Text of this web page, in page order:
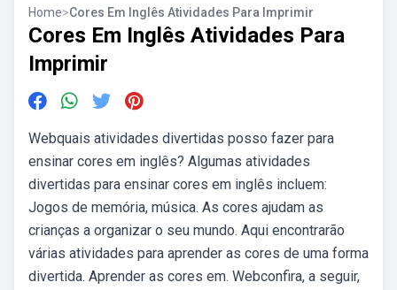
Home>Cores Em Inglês Atividades Para Imprimir
Cores Em Inglês Atividades Para
Imprimir
Webquais atividades divertidas posso fazer para
ensinar cores em inglês? Algumas atividades
divertidas para ensinar cores em inglês incluem:
Jogos de memória, música. As cores ajudam as
crianças a organizar o seu mundo. Aqui encontrarão
várias atividades para aprender as cores de uma forma
divertida. Aprender as cores em. Webconfira, a seguir,